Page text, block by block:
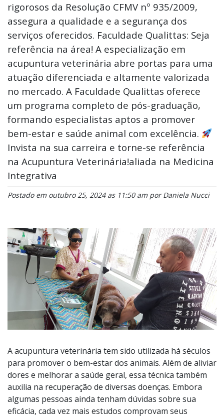
rigorosos da Resolução CFMV nº 935/2009,
assegura a qualidade e a segurança dos
serviços oferecidos. Faculdade Qualittas: Seja
referência na área! A especialização em
acupuntura veterinária abre portas para uma
atuação diferenciada e altamente valorizada
no mercado. A Faculdade Qualittas oferece
um programa completo de pós-graduação,
formando especialistas aptos a promover
bem-estar e saúde animal com excelência.
Invista na sua carreira e torne-se referência
na Acupuntura Veterinária!aliada na Medicina
Integrativa
Postado em outubro 25, 2024 as 11:50 am por Daniela Nucci
A acupuntura veterinária tem sido utilizada há séculos
para promover o bem-estar dos animais. Além de aliviar
dores e melhorar a saúde geral, essa técnica também
auxilia na recuperação de diversas doenças. Embora
algumas pessoas ainda tenham dúvidas sobre sua
eficácia, cada vez mais estudos comprovam seus